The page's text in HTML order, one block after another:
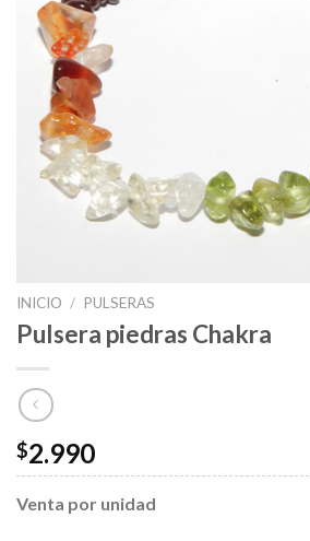
INICIO / PULSERAS
Pulsera piedras Chakra
$2.990
Venta por unidad